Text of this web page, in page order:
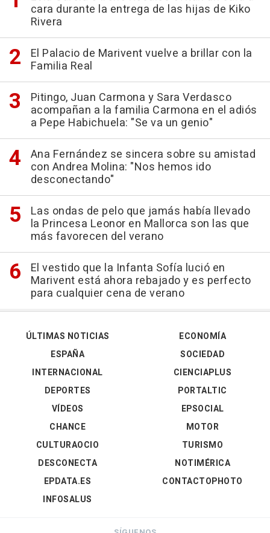
cara durante la entrega de las hijas de Kiko
Rivera
El Palacio de Marivent vuelve a brillar con la
Familia Real
Pitingo, Juan Carmona y Sara Verdasco
acompañan a la familia Carmona en el adiós
a Pepe Habichuela: "Se va un genio"
Ana Fernández se sincera sobre su amistad
con Andrea Molina: "Nos hemos ido
desconectando"
Las ondas de pelo que jamás había llevado
la Princesa Leonor en Mallorca son las que
más favorecen del verano
El vestido que la Infanta Sofía lució en
Marivent está ahora rebajado y es perfecto
para cualquier cena de verano
ÚLTIMAS NOTICIAS
ESPAÑA
INTERNACIONAL
DEPORTES
VÍDEOS
ECONOMÍA
SOCIEDAD
CIENCIAPLUS
PORTALTIC
EPSOCIAL
CHANCE
CULTURAOCIO
DESCONECTA
EPDATA.ES
INFOSALUS
MOTOR
TURISMO
NOTIMÉRICA
CONTACTOPHOTO